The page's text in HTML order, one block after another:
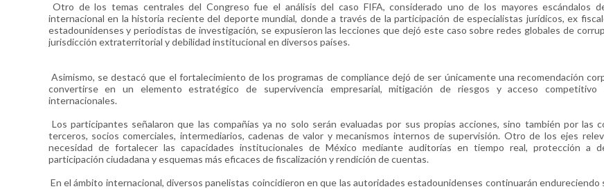
Otro de los temas centrales del Congreso fue el análisis del caso FIFA, considerado uno de los mayores escándalos
internacional en la historia reciente del deporte mundial, donde a través de la participación de especialistas jurídicos, ex
estadounidenses y periodistas de investigación, se expusieron las lecciones que dejó este caso sobre redes globales de
jurisdicción extraterritorial y debilidad institucional en diversos países.
Asimismo, se destacó que el fortalecimiento de los programas de compliance dejó de ser únicamente una recomendación
convertirse en un elemento estratégico de supervivencia empresarial, mitigación de riesgos y acceso competitivo
internacionales.
Los participantes señalaron que las compañías ya no solo serán evaluadas por sus propias acciones, sino también por las
terceros, socios comerciales, intermediarios, cadenas de valor y mecanismos internos de supervisión. Otro de los ejes
necesidad de fortalecer las capacidades institucionales de México mediante auditorías en tiempo real, protección a
participación ciudadana y esquemas más eficaces de fiscalización y rendición de cuentas.
En el ámbito internacional, diversos panelistas coincidieron en que las autoridades estadounidenses continuarán endureciendo